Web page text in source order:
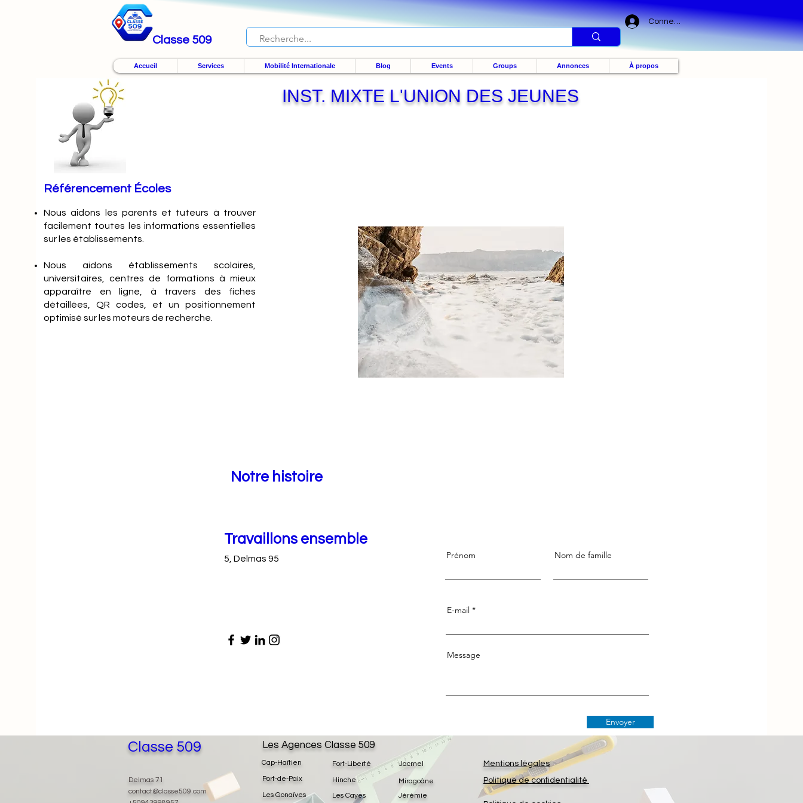
Classe 509
Connexion
Accueil Services Mobilité Internationale Blog Events Groups Annonces À propos
Référencement Écoles
Nousaidons les parents et tuteurs à trouver
facilement toutes les informations essentielles
sur les établissements.
Nous aidons établissements scolaires,
universitaires, centres de formations à mieux
apparaître en ligne, à travers des fiches
détaillées, QR codes, et un positionnement
optimisé sur les moteurs de recherche.
INST. MIXTE L'UNION DES JEUNES
Notre histoire
Travaillons ensemble
5, Delmas 95 Prénom Nom de famille
E-mail
Message
Envoyer
Classe 509
Delmas 71
contact@classe509.com
Fort-Liberté
Hinche
Les Cayes
Jacmel
Jérémie
Miragoâne
Les Agences Classe 509
Cap-Haïtien
Port-de-Paix
Les Gonaïves
Mentions légales
Politique de confidentialité